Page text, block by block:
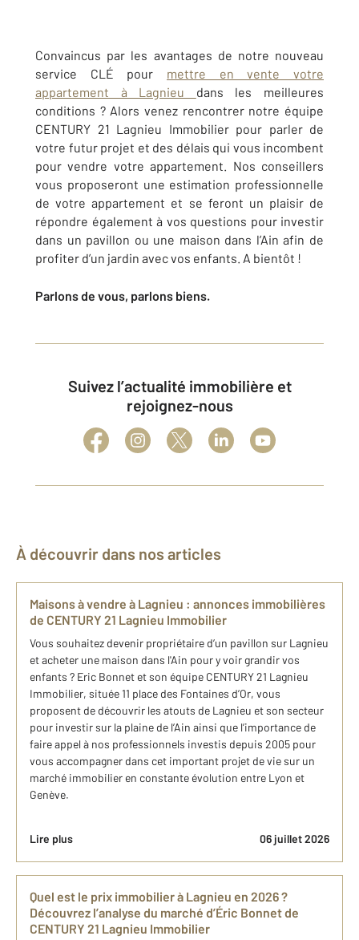
Convaincus par les avantages de notre nouveau
service CLÉ pour mettre en vente votre
appartement à Lagnieu dans les meilleures
conditions ? Alors venez rencontrer notre équipe
CENTURY 21 Lagnieu Immobilier pour parler de
votre futur projet et des délais qui vous incombent
pour vendre votre appartement. Nos conseillers
vous proposeront une estimation professionnelle
de votre appartement et se feront un plaisir de
répondre également à vos questions pour investir
dans un pavillon ou une maison dans l’Ain afin de
profiter d’un jardin avec vos enfants. A bientôt !
Parlons de vous, parlons biens.
Suivez l’actualité immobilière et
rejoignez-nous
À découvrir dans nos articles
Maisons à vendre à Lagnieu : annonces immobilières
de CENTURY 21 Lagnieu Immobilier
Vous souhaitez devenir propriétaire d’un pavillon sur Lagnieu
et acheter une maison dans l'Ain pour y voir grandir vos
enfants ? Eric Bonnet et son équipe CENTURY 21 Lagnieu
Immobilier, située 11 place des Fontaines d’Or, vous
proposent de découvrir les atouts de Lagnieu et son secteur
pour investir sur la plaine de l’Ain ainsi que l’importance de
faire appel à nos professionnels investis depuis 2005 pour
vous accompagner dans cet important projet de vie sur un
marché immobilier en constante évolution entre Lyon et
Genève.
Lire plus 06 juillet 2026
Quel est le prix immobilier à Lagnieu en 2026 ?
Découvrez l’analyse du marché d’Éric Bonnet de
CENTURY 21 Lagnieu Immobilier